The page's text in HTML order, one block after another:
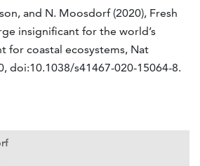
and N. Moosdorf (2020), Fresh
insignificant for the world’s
for coastal ecosystems, Nat
doi:10.1038/s41467-020-15064-8.